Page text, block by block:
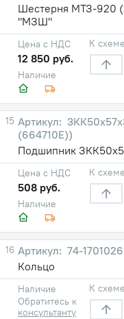
Шестерня МТЗ-920
"МЗШ"
Наличие
Цена с НДС
12 850 руб.
К схеме
15
(664710Е))
Подшипник
Наличие
Цена с НДС
508 руб.
К схеме
16
74-1701026
Кольцо
Наличие
Обратитесь к
консультанту
К схеме